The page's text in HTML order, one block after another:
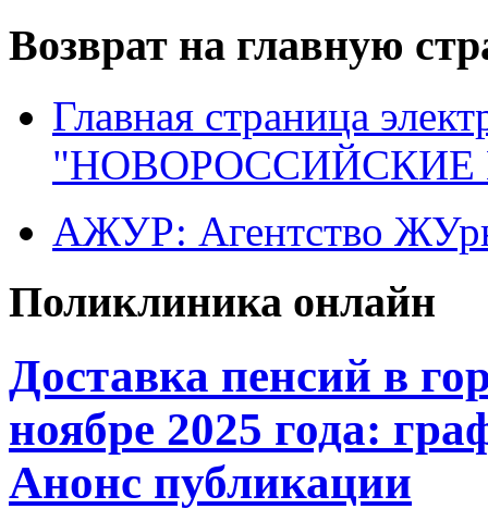
Возврат на главную
Главная страница
"НОВОРОССИЙСКИЕ
АЖУР: Агентство
Поликлиника онлайн
Доставка пенсий в
ноябре 2025 года:
Анонс публикации